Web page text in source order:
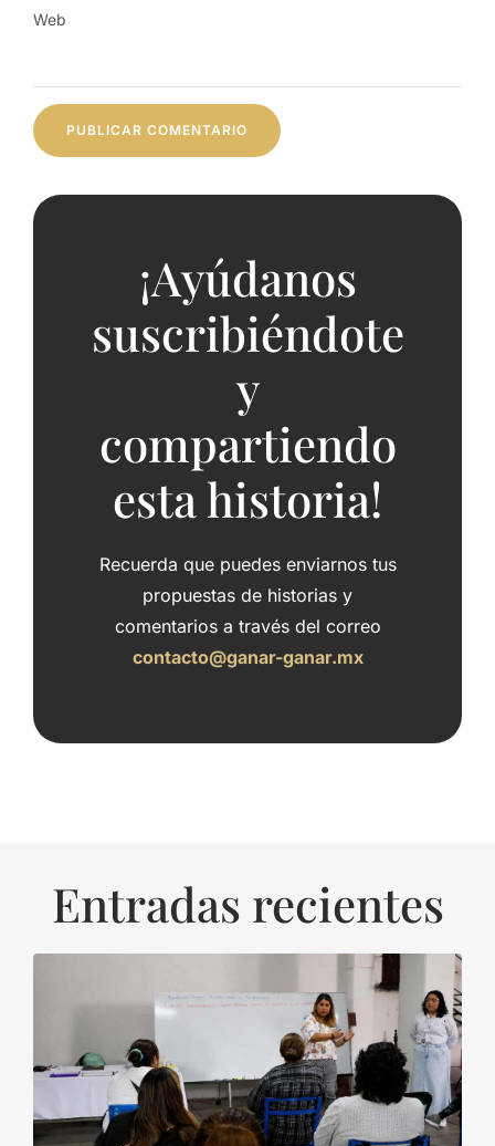
Web
¡Ayúdanos
suscribiéndote
y
compartiendo
esta historia!
Recuerda que puedes enviarnos tus
propuestas de historias y
comentarios a través del correo
contacto@ganar-ganar.mx
Entradas recientes